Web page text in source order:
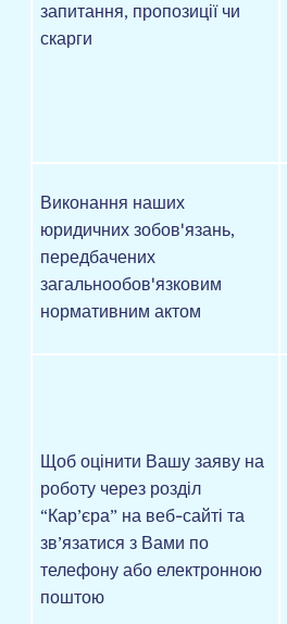
запитання, пропозиції чи
скарги
Виконання наших
юридичних зобов'язань,
передбачених
загальнообов'язковим
нормативним актом
Щоб оцінити Вашу заяву на
роботу через розділ
“Кар’єра” на веб-сайті та
зв’язатися з Вами по
телефону або електронною
поштою